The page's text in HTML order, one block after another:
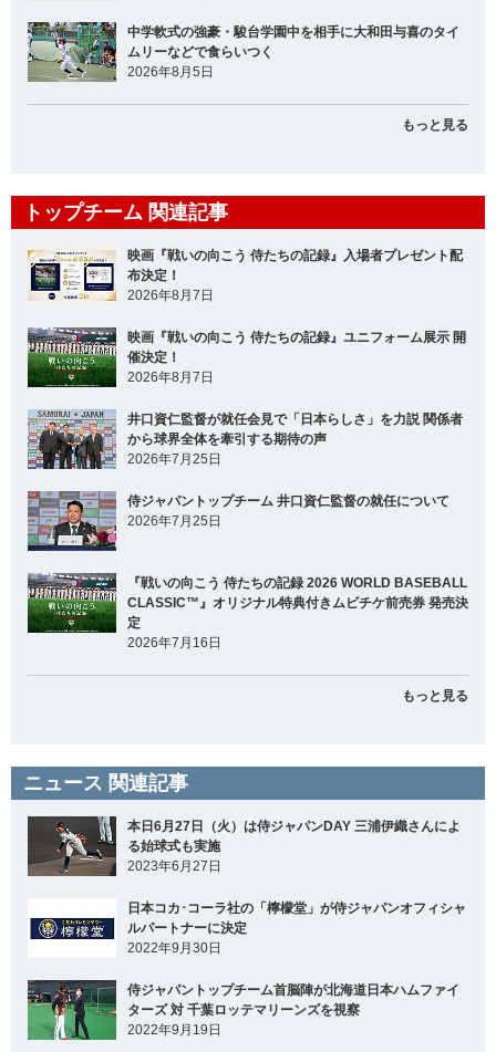
中学軟式の強豪・駿台学園中を相手に大和田与喜のタイ
ムリーなどで食らいつく
2026年8月5日
もっと見る
トップチーム 関連記事
映画『戦いの向こう 侍たちの記録』入場者プレゼント配
布決定！
2026年8月7日
映画『戦いの向こう 侍たちの記録』ユニフォーム展示 開
催決定！
2026年8月7日
井口資仁監督が就任会見で「日本らしさ」を力説 関係者
から球界全体を牽引する期待の声
2026年7月25日
侍ジャパントップチーム 井口資仁監督の就任について
2026年7月25日
『戦いの向こう 侍たちの記録 2026 WORLD BASEBALL
CLASSIC™』オリジナル特典付きムビチケ前売券 発売決
定
2026年7月16日
もっと見る
ニュース 関連記事
本日6月27日（火）は侍ジャパンDAY 三浦伊織さんによ
る始球式も実施
2023年6月27日
日本コカ･コーラ社の「檸檬堂」が侍ジャパンオフィシャ
ルパートナーに決定
2022年9月30日
侍ジャパントップチーム首脳陣が北海道日本ハムファイ
ターズ 対 千葉ロッテマリーンズを視察
2022年9月19日